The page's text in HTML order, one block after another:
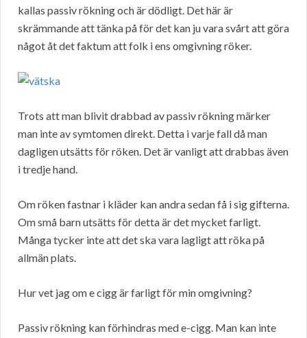
kallas passiv rökning och är dödligt. Det här är
skrämmande att tänka på för det kan ju vara svårt att göra
något åt det faktum att folk i ens omgivning röker.
Trots att man blivit drabbad av passiv rökning märker
man inte av symtomen direkt. Detta i varje fall då man
dagligen utsätts för röken. Det är vanligt att drabbas även
i tredje hand.
Om röken fastnar i kläder kan andra sedan få i sig gifterna.
Om små barn utsätts för detta är det mycket farligt.
Många tycker inte att det ska vara lagligt att röka på
allmän plats.
Hur vet jag om e cigg är farligt för min omgivning?
Passiv rökning kan förhindras med e-cigg. Man kan inte